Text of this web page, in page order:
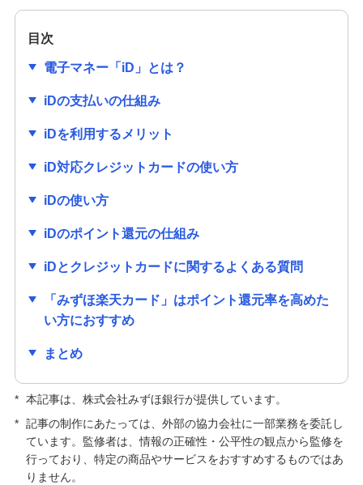
作り方、利用限度額についても解説
クレジットカードの審査項目は？時間や必要書
類、落ちる理由を解説
クレジットカードの番号にはどのような意味があ
クレジットカードの有効期限はどのくらい？更新
クレジットカードの種類はどう選ぶ？主な種類や
自分に合う1枚の選び方を紹介
クレジットカードの手数料が発生するのはどんな
キャッシュカードとクレジットカードの違いは？
役割や使い分ける方法も解説
クレジットカードの解約前に確認すること・手続
方法は？メリット・デメリットも解説
目次
電子マネー「iD」とは？
iDの支払いの仕組み
iDを利用するメリット
iD対応クレジットカードの使い方
iDの使い方
iDのポイント還元の仕組み
iDとクレジットカードに関するよくある質問
「みずほ楽天カード」はポイント還元率を高めた
い方におすすめ
まとめ
* 本記事は、株式会社みずほ銀行が提供しています。
* 記事の制作にあたっては、外部の協力会社に一部業務を委託し
ています。監修者は、情報の正確性・公平性の観点から監修を
行っており、特定の商品やサービスをおすすめするものではあ
りません。